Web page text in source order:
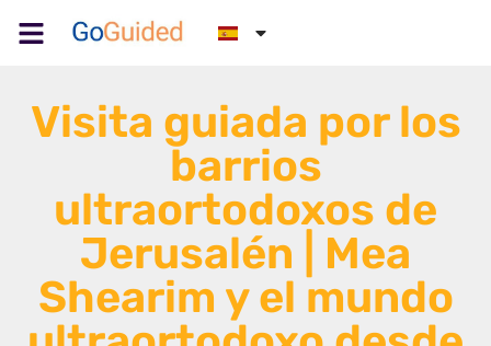
Visita guiada por los
barrios
ultraortodoxos de
Jerusalén | Mea
Shearim y el mundo